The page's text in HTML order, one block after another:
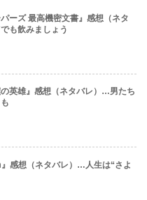
パーズ 最高機密文書』感想（ネタ
も飲みましょう
英雄』感想（ネタバレ）…男たち
感想（ネタバレ）…人生は“さよ